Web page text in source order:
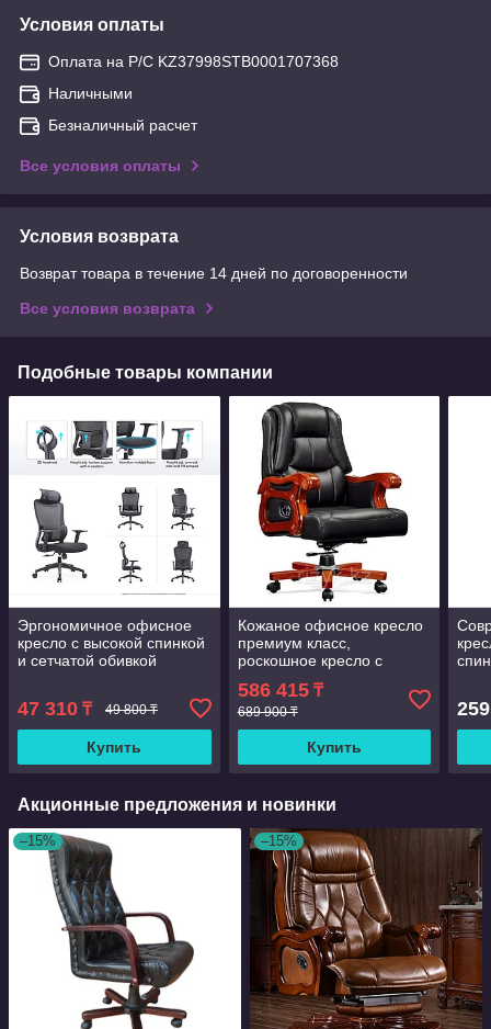
Условия оплаты
Оплата на Р/С KZ37998STB0001707368
Наличными
Безналичный расчет
Все условия оплаты
Условия возврата
Возврат товара в течение 14 дней по договоренности
Все условия возврата
Подобные товары компании
Эргономичное офисное
кресло с высокой спинкой
и сетчатой обивкой
регулируемой поясничной
поддержкой д
47 310 ₸ 49 800 ₸
Купить
Кожаное офисное кресло
премиум класс,
роскошное кресло с
деревянным
подколотником и ножкой,
Кресло для массажа из
красного дерева
586 415₸
689 900 ₸
Купить
Акционные предложения и новинки
–15% –15%